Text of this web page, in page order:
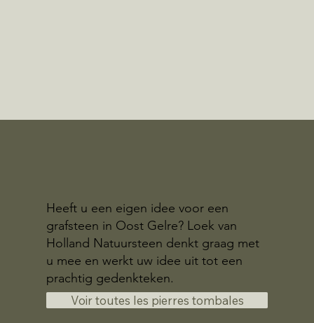
Heeft u een eigen idee voor een
grafsteen in Oost Gelre? Loek van
Holland Natuursteen denkt graag met
u mee en werkt uw idee uit tot een
prachtig gedenkteken.
Voir toutes les pierres tombales